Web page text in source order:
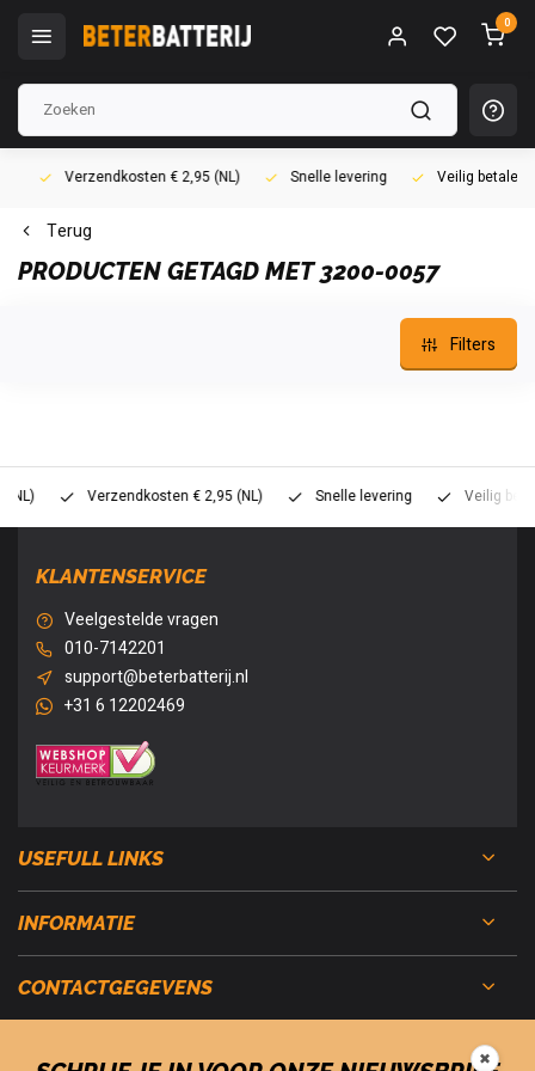
0
Verzendkosten € 2,95 (NL) Snelle levering Veilig betalen
Terug
PRODUCTEN GETAGD MET 3200-0057
Filters
Verzendkosten € 2,95 (NL) Snelle levering Veilig betalen
KLANTENSERVICE
Veelgestelde vragen
010-7142201
support@beterbatterij.nl
+31 6 12202469
USEFULL LINKS
INFORMATIE
CONTACTGEGEVENS
✖